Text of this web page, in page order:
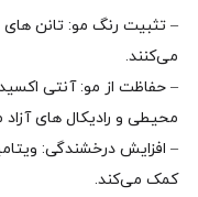
– تثبیت رنگ مو: تانن‌
می‌کنند.
– حفاظت از مو: آنتی‌
محیطی و رادیکال‌ های
کمک می‌کند.